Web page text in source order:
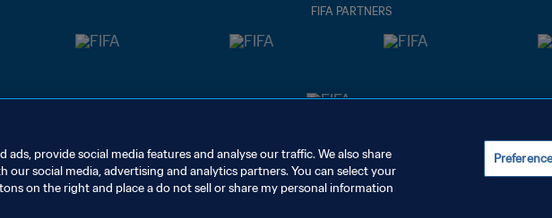
FIFA PARTNERS
키 기본 설정 관리
ads, provide social media features and analyse our traffic. We also share
social media, advertising and analytics partners. You can select your
on the right and place a do not sell or share my personal information